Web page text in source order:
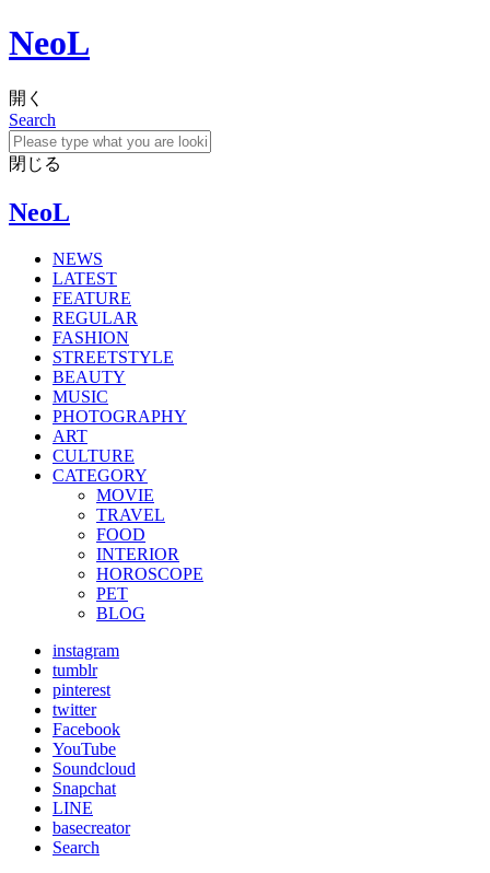
NeoL
開く
Search
閉じる
NeoL
NEWS
LATEST
FEATURE
REGULAR
FASHION
STREETSTYLE
BEAUTY
MUSIC
PHOTOGRAPHY
ART
CULTURE
CATEGORY
MOVIE
TRAVEL
FOOD
INTERIOR
HOROSCOPE
PET
BLOG
instagram
tumblr
pinterest
twitter
Facebook
YouTube
Soundcloud
Snapchat
LINE
basecreator
Search